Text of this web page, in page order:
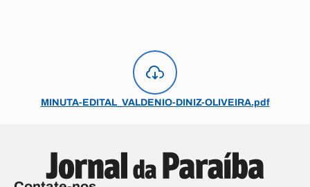
MINUTA-EDITAL_VALDENIO-DINIZ-OLIVEIRA.pdf